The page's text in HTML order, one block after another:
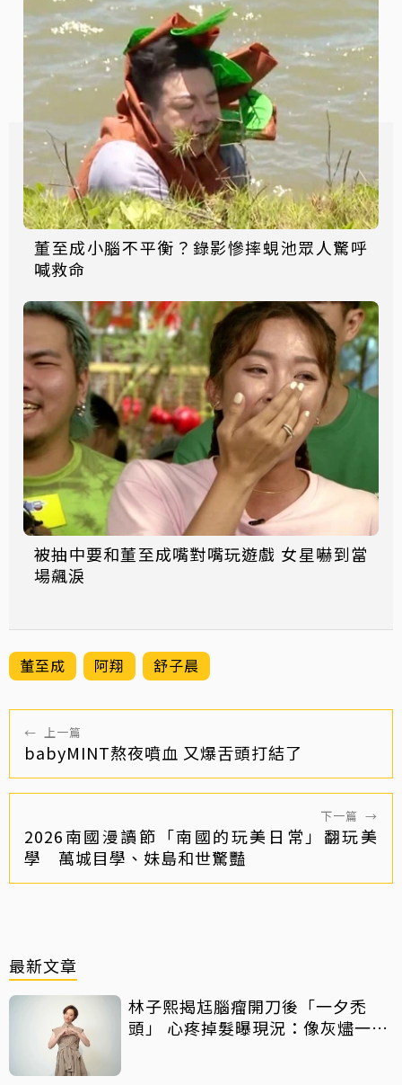
董至成小腦不平衡？錄影慘摔蜆池眾人驚呼
喊救命
被抽中要和董至成嘴對嘴玩遊戲 女星嚇到當
場飆淚
董至成 阿翔 舒子晨
← 上一篇
babyMINT熬夜噴血 又爆舌頭打結了
下一篇 →
2026南國漫讀節「南國的玩美日常」翻玩美
學 萬城目學、妹島和世驚豔
最新文章
林子熙揭尪腦瘤開刀後「一夕禿
頭」 心疼掉髮曝現況：像灰燼一直